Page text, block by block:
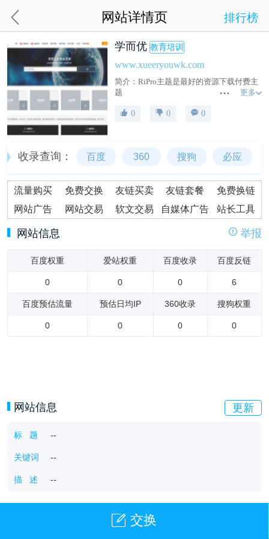
网站详情页 排行榜
学而优 教育培训
www.xueeryouwk.com
简介：RiPro主题是最好的资源下载付费主
题
更多
0 0 0
收录查询： 百度 360 搜狗 必应
流量购买 免费交换 友链买卖 友链套餐
免费换链
网站广告
网站交易 软文交易 自媒体广告 站长工具
网站信息 举报
百度权重 爱站权重 百度收录 百度反链
0 0 0 6
百度预估流量 预估日均IP 360收录 搜狗权重
0 0 0 0
网站信息 更新
标 题 --
关键词 --
描 述 --
交换